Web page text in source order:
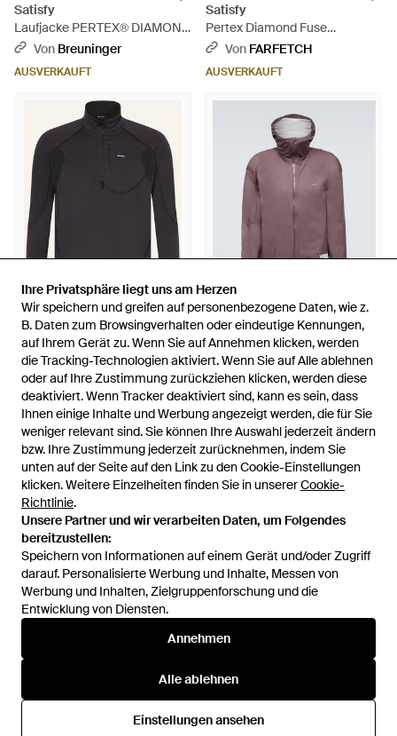
Ihre Privatsphäre liegt uns am Herzen
Wir speichern und greifen auf personenbezogene Daten, wie z.
B. Daten zum Browsingverhalten oder eindeutige Kennungen,
auf Ihrem Gerät zu. Wenn Sie auf Annehmen klicken, werden
die Tracking-Technologien aktiviert. Wenn Sie auf Alle ablehnen
oder auf Ihre Zustimmung zurückziehen klicken, werden diese
deaktiviert. Wenn Tracker deaktiviert sind, kann es sein, dass
Ihnen einige Inhalte und Werbung angezeigt werden, die für Sie
weniger relevant sind. Sie können Ihre Auswahl jederzeit ändern
bzw. Ihre Zustimmung jederzeit zurücknehmen, indem Sie
unten auf der Seite auf den Link zu den Cookie-Einstellungen
klicken. Weitere Einzelheiten finden Sie in unsererCookie-
Richtlinie.
Unsere Partner und wir verarbeiten Daten, um Folgendes
bereitzustellen:
Speichern von Informationen auf einem Gerät und/oder Zugriff
darauf. Personalisierte Werbung und Inhalte, Messen von
Werbung und Inhalten, Zielgruppenforschung und die
Entwicklung von Diensten.
Annehmen
Alle ablehnen
Einstellungen ansehen
Ihre Privatsphäre liegt uns am Herzen
Wir speichern und greifen auf personenbezogene Daten, wie z.
B. Daten zum Browsingverhalten oder eindeutige Kennungen,
auf Ihrem Gerät zu. Wenn Sie auf Annehmen klicken, werden
die Tracking-Technologien aktiviert. Wenn Sie auf Alle ablehnen
oder auf Ihre Zustimmung zurückziehen klicken, werden diese
deaktiviert. Wenn Tracker deaktiviert sind, kann es sein, dass
Ihnen einige Inhalte und Werbung angezeigt werden, die für Sie
weniger relevant sind. Sie können Ihre Auswahl jederzeit ändern
bzw. Ihre Zustimmung jederzeit zurücknehmen, indem Sie
unten auf der Seite auf den Link zu den Cookie-Einstellungen
klicken. Weitere Einzelheiten finden Sie in unsererCookie-
Richtlinie.
Unsere Partner und wir verarbeiten Daten, um Folgendes
bereitzustellen:
Speichern von Informationen auf einem Gerät und/oder Zugriff
darauf. Personalisierte Werbung und Inhalte, Messen von
Werbung und Inhalten, Zielgruppenforschung und die
Entwicklung von Diensten.
Annehmen
Alle ablehnen
Einstellungen ansehen
Satisfy
Laufjacke PERTEX® DIAMOND
FUSE - Grau
Von Breuninger
AUSVERKAUFT
Satisfy
Pertex Diamond Fuse
Windbreaker - Grau
Von FARFETCH
AUSVERKAUFT
250 €
Satisfy
Laufshirt GHOSTFLEECETM
HALF ZIP - Blau
VonBreuninger
AUSVERKAUFT
360 €
Satisfy
Regenjacke Pertex 3L Fly - Lila
Von Mytheresa
AUSVERKAUFT
International
Hilfe und Informationen